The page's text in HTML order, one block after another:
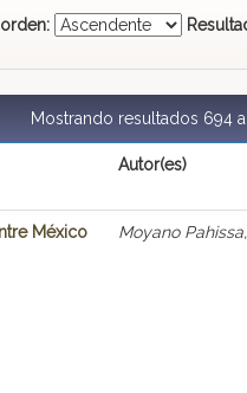
Mostrando resultados 694 a
Autor(es)
México
Moyano